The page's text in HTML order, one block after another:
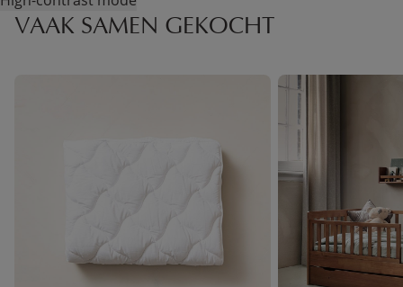
VAAK SAMEN GEKOCHT